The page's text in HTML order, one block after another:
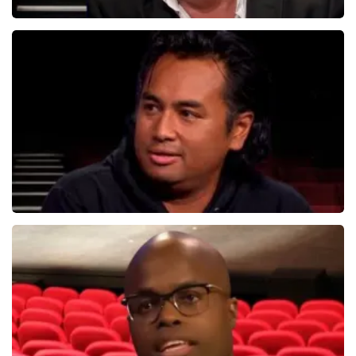
reviews
Daniel Arends
876+ reviews
BEKIJKEN